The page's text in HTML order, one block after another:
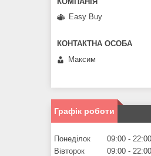
Easy Buy
Максим
Графік роботи
Понеділок 09:00
22:00
Вівторок
09:00
22:00